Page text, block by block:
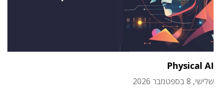
Physical AI
שלישי, 8 בספטמבר 2026